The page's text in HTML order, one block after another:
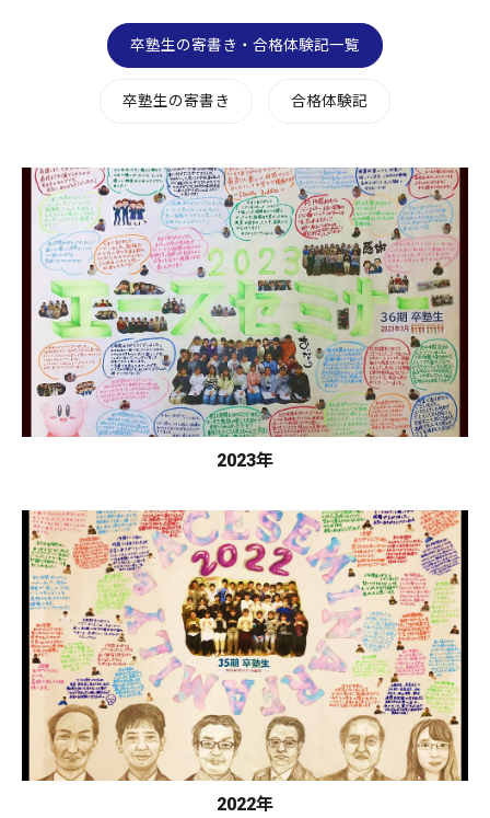
卒塾生の寄書き・合格体験記一覧
卒塾生の寄書き 合格体験記
2023年
2022年